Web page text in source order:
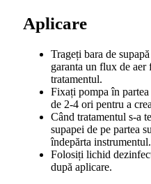
Aplicare
Trageți bara de
garanta un flux de
tratamentul.
Fixați pompa în
de 2-4 ori pentru a
Când tratamentul s-a
supapei de pe partea
îndepărta instrumentul.
Folosiți lichid
după aplicare.